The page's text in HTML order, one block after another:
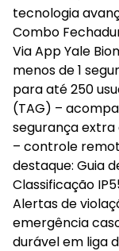
tecnologia
Combo
Via App Yale
menos de 1
para até 250
(TAG) –
segurança
– controle
destaque: Guia
Classificação
Alertas de
emergência
durável em liga